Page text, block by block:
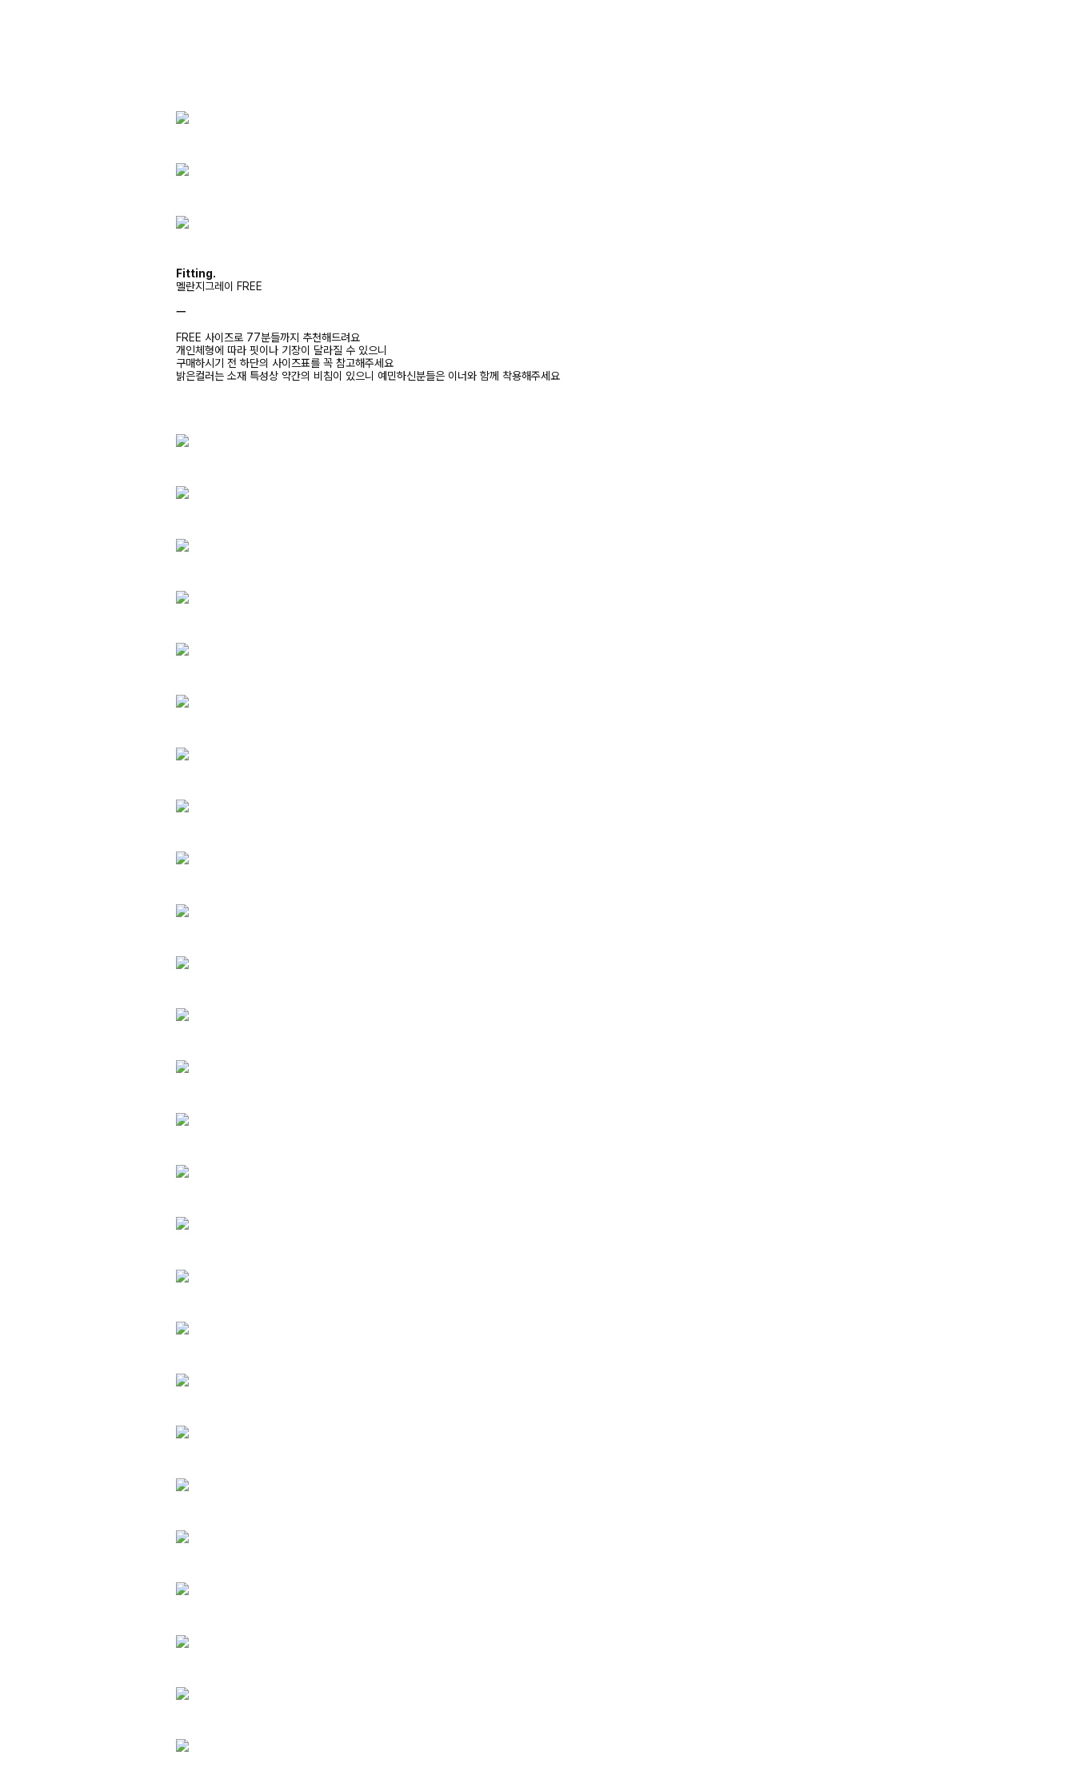
Fitting.
멜란지그레이 FREE
ㅡ
FREE 사이즈로 77분들까지 추천해드려요
개인체형에 따라 핏이나 기장이 달라질 수 있으니
구매하시기 전 하단의 사이즈표를 꼭 참고해주세요
밝은컬러는 소재 특성상 약간의 비침이 있으니 예민하신분들은 이너와 함께 착용해주세요